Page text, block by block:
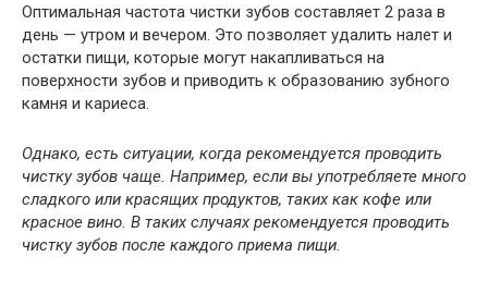
Оптимальная частота чистки зубов составляет 2 раза в
день — утром и вечером. Это позволяет удалить налет и
остатки пищи, которые могут накапливаться на
поверхности зубов и приводить к образованию зубного
камня и кариеса.
Однако, есть ситуации, когда рекомендуется проводить
чистку зубов чаще. Например, если вы употребляете много
сладкого или красящих продуктов, таких как кофе или
красное вино. В таких случаях рекомендуется проводить
чистку зубов после каждого приема пищи.